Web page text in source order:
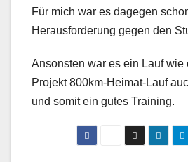
Für mich war es dagegen
Herausforderung gegen den
Ansonsten war es ein Lauf wie
Projekt 800km-Heimat-Lauf
und somit ein gutes Training.